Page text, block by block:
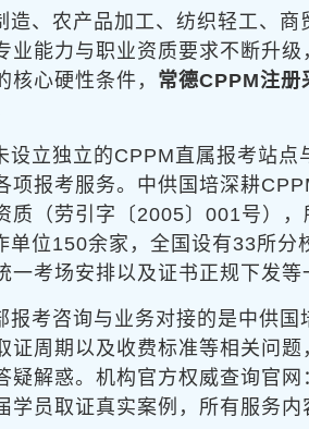
造、农产品加工、纺织轻工、
业能力与职业资质要求不断升
心硬性条件， 常德CPPM注册
设立独立的CPPM直属报考站
项报考服务。中供国培深耕
质（劳引字〔2005〕001号）
单位150余家，全国设有33所
一考场安排以及证书正规下发
报考咨询与业务对接的是中供
证周期以及收费标准等相关问题
疑解惑。机构官方权威查询官网
学员取证真实案例，所有服务